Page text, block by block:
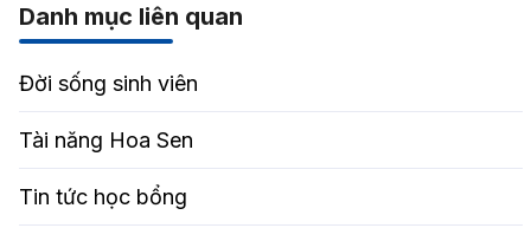
Danh mục liên quan
Đời sống sinh viên
Tài năng Hoa Sen
Tin tức học bổng